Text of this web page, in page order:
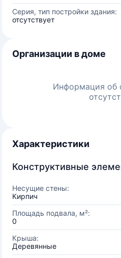
Серия, тип постройки здания:
отсутствует
Организации в доме
Информация об
Характеристики
Конструктивные
Несущие стены:
Кирпич
Площадь подвала, м²:
0
Крыша:
Деревянные